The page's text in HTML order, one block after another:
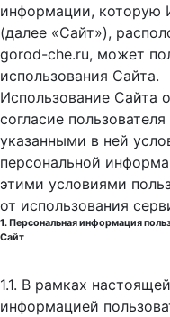
информации, которую
(далее «Сайт»),
gorod-che.ru, может
использования Cайта.
Использование Сайта
согласие
указанными в ней
персональной
этими условиями
от использования
1. Персональная информация
Сайт
1.1. В рамках
информацией